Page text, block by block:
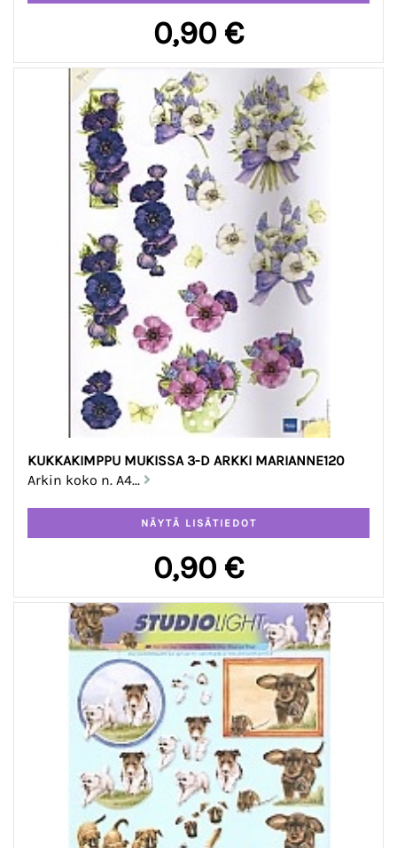
0,90 €
KUKKAKIMPPU MUKISSA 3-D ARKKI MARIANNE120
Arkin koko n. A4...
0,90 €